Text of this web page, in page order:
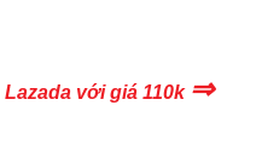
với giá 110k ⇒